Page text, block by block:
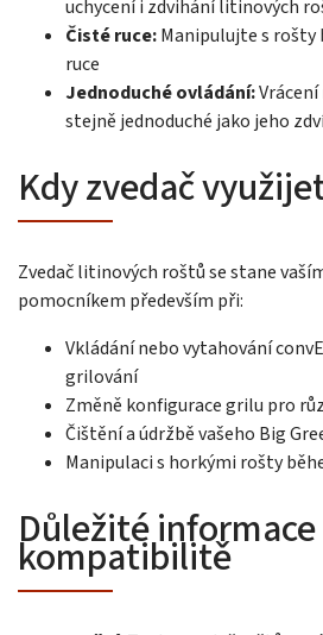
uchycení i zdvihání litinových
Čisté ruce:Manipulujte s
ruce
Jednoduché ovládání:
stejně jednoduché jako jeho
Kdy zvedač
Zvedač litinových roštů se stane
pomocníkem především při:
Vkládání nebo vytahování
grilování
Změně konfigurace grilu pro
Čištění a údržbě vašeho Big
Manipulaci s horkými rošty
Důležité
kompatibilitě